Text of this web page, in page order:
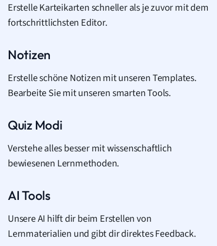
Erstelle Karteikarten schneller als je zuvor mit dem
fortschrittlichsten Editor.
Notizen
Erstelle schöne Notizen mit unseren Templates.
Bearbeite Sie mit unseren smarten Tools.
Quiz Modi
Verstehe alles besser mit wissenschaftlich
bewiesenen Lernmethoden.
AI Tools
Unsere AI hilft dir beim Erstellen von
Lernmaterialien und gibt dir direktes Feedback.